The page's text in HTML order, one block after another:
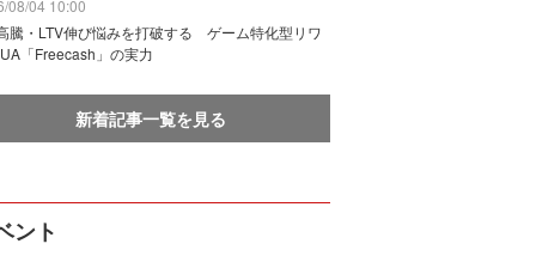
08/04 10:00
騰・LTV伸び悩みを打破する ゲーム特化型リワ
「Freecash」の実力
新着記事一覧を見る
ント